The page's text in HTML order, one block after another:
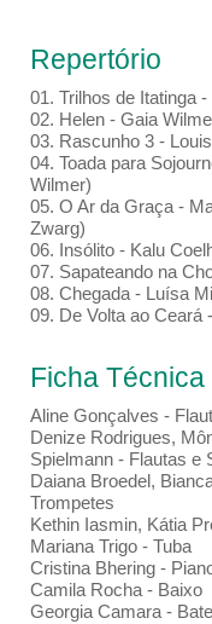
Repertório
01. Trilhos de Itatinga
02. Helen - Gaia
03. Rascunho 3 -
04. Toada para
Wilmer)
05. O Ar da Graça -
Zwarg)
06. Insólito - Kalu
07. Sapateando na
08. Chegada - Luísa
09. De Volta ao Ceará
Ficha Técnica
Aline Gonçalves -
Denize Rodrigues,
Spielmann - Flautas e
Daiana Broedel,
Trompetes
Kethin Iasmin, Kátia
Mariana Trigo - Tuba
Cristina Bhering -
Camila Rocha - Baixo
Georgia Camara -